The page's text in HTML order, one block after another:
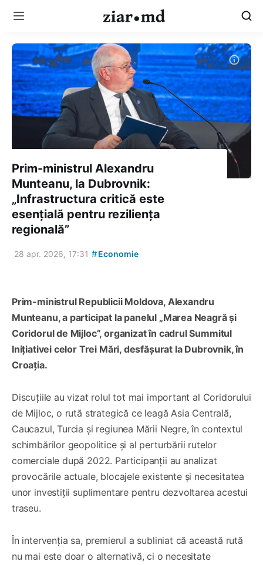
Prim-ministrul Alexandru
Munteanu, la Dubrovnik:
„Infrastructura critică este
esențială pentru reziliența
regională”
28 apr. 2026, 17:31 #Economie
Prim-ministrul Republicii Moldova, Alexandru
Munteanu, a participat la panelul „Marea Neagră și
Coridorul de Mijloc”, organizat în cadrul Summitul
Inițiativei celor Trei Mări, desfășurat la Dubrovnik, în
Croația.
Discuțiile au vizat rolul tot mai important al Coridorului
de Mijloc, o rută strategică ce leagă Asia Centrală,
Caucazul, Turcia și regiunea Mării Negre, în contextul
schimbărilor geopolitice și al perturbării rutelor
comerciale după 2022. Participanții au analizat
provocările actuale, blocajele existente și necesitatea
unor investiții suplimentare pentru dezvoltarea acestui
traseu.
În intervenția sa, premierul a subliniat că această rută
nu mai este doar o alternativă, ci o necesitate